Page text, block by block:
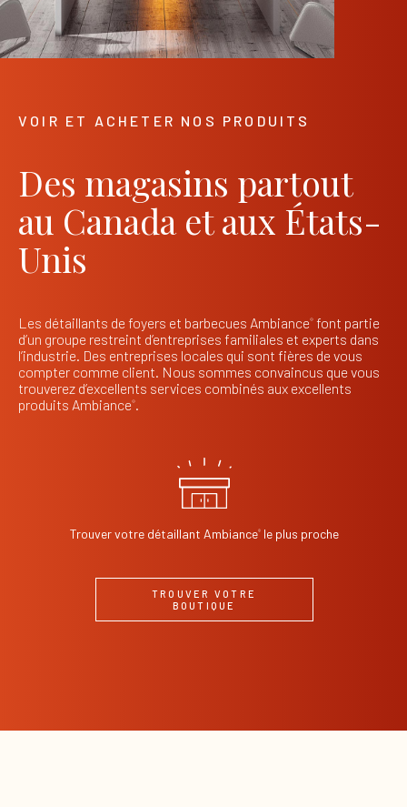
VOIR ET ACHETER NOS PRODUITS
Des magasins partout
au Canada et aux États-
Unis
Les détaillants de foyers et barbecues Ambiance® font partie
d’un groupe restreint d’entreprises familiales et experts dans
l’industrie. Des entreprises locales qui sont fières de vous
compter comme client. Nous sommes convaincus que vous
trouverez d’excellents services combinés aux excellents
produits Ambiance®
Trouver votre détaillant Ambiance®le plus proche
TROUVER VOTRE
BOUTIQUE